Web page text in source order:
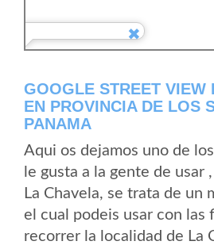
GOOGLE STREET VIEW
EN PROVINCIA DE LOS
PANAMA
Aqui os dejamos uno de
le gusta a la gente de usar
La Chavela, se trata de un
el cual podeis usar con las
recorrer la localidad de La